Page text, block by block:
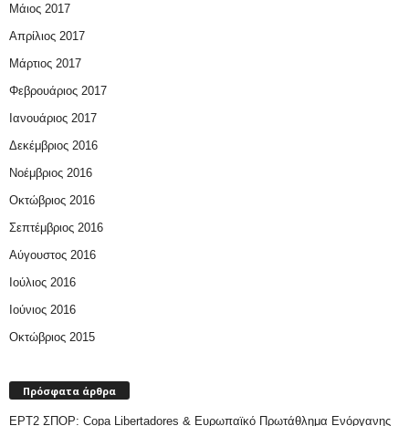
Μάιος 2017
Απρίλιος 2017
Μάρτιος 2017
Φεβρουάριος 2017
Ιανουάριος 2017
Δεκέμβριος 2016
Νοέμβριος 2016
Οκτώβριος 2016
Σεπτέμβριος 2016
Αύγουστος 2016
Ιούλιος 2016
Ιούνιος 2016
Οκτώβριος 2015
Πρόσφατα άρθρα
ΕΡΤ2 ΣΠΟΡ: Copa Libertadores & Ευρωπαϊκό Πρωτάθλημα Ενόργανης